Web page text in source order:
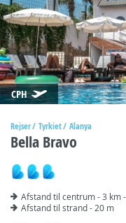
CPH
Rejser Tyrkiet Alanya
Bella Bravo
Afstand til centrum - 3 km
Afstand til strand - 20 m